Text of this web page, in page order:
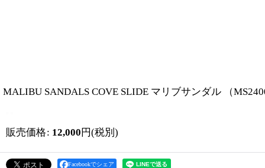
MALIBU SANDALS COVE SLIDE マリブサンダル （
販売価格: 12,000 円(税別)
Facebookでシェア